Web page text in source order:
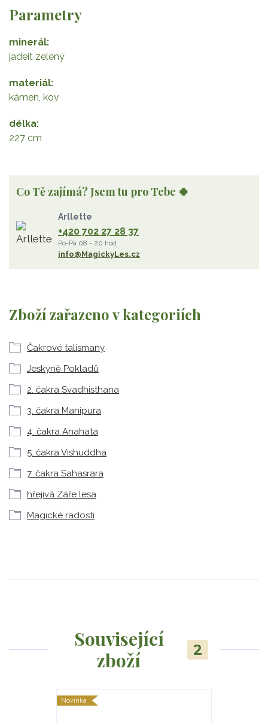
Parametry
minerál
jadeit zelený
materiál
kámen, kov
délka
227 cm
Zboží zařazeno v kategoriích
Čakrové talismany
Jeskyně Pokladů
2. čakra Svadhisthana
3. čakra Manipura
4. čakra Anahata
5. čakra Vishuddha
7. čakra Sahasrara
hřejivá Záře lesa
Magické radosti
Co Tě zajímá? Jsem tu pro Tebe 🍀
Arllette
+420 702 27 28 37
Po-Pá 08 - 20 hod
info@MagickyLes.cz
Související
zboží
2
Novinka